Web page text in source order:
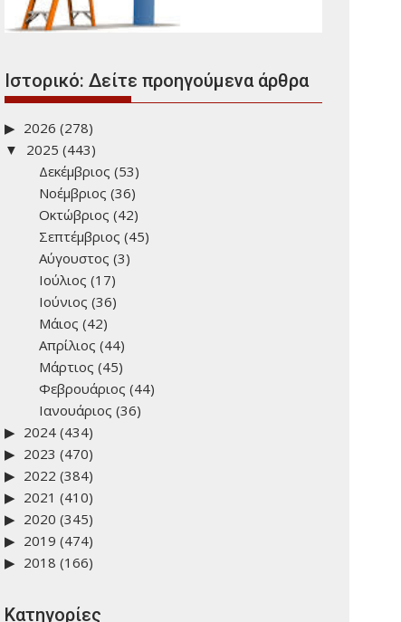
Ιστορικό: Δείτε προηγούμενα άρθρα
2026 (278)
2025 (443)
Δεκέμβριος (53)
Νοέμβριος (36)
Οκτώβριος (42)
Σεπτέμβριος (45)
Αύγουστος (3)
Ιούλιος (17)
Ιούνιος (36)
Μάιος (42)
Απρίλιος (44)
Μάρτιος (45)
Φεβρουάριος (44)
Ιανουάριος (36)
2024 (434)
2023 (470)
2022 (384)
2021 (410)
2020 (345)
2019 (474)
2018 (166)
Kατηγορίες